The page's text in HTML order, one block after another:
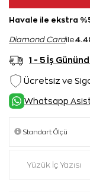
Havale ile ekstra
Diamond Cardile
1 - 5 İş
Ücretsiz ve
Whatsapp